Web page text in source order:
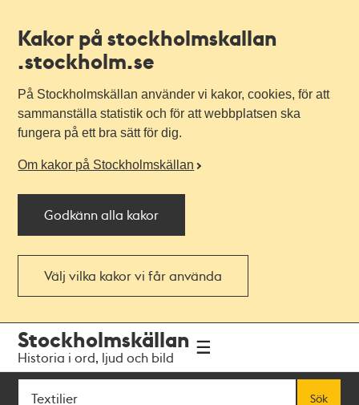
Kakor på stockholmskallan
.stockholm.se
På Stockholmskällan använder vi kakor, cookies, för att
sammanställa statistik och för att webbplatsen ska
fungera på ett bra sätt för dig.
Om kakor på Stockholmskällan
Godkänn alla kakor
Välj vilka kakor vi får använda
navigationen
huvudinnehållet
Stockholmskällan
Historia i ord, ljud och bild
Sök
Sök